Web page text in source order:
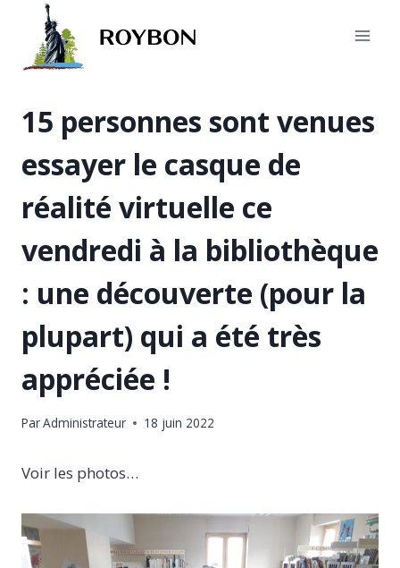
contenu
15 personnes sont venues
essayer le casque de
réalité virtuelle ce
vendredi à la bibliothèque
: une découverte (pour la
plupart) qui a été très
appréciée !
ParAdministrateur 18 juin 2022
Voir les photos…